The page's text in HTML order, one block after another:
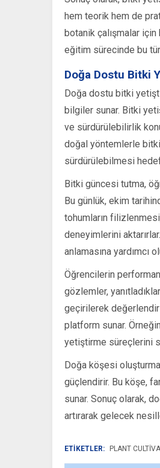
hem teorik hem de
botanik çalışmalar
eğitim sürecinde bu
Doğa Dostu Bitki
Doğa dostu bitki
bilgiler sunar. Bitki
ve sürdürülebilirlik
doğal yöntemlerle
sürdürülebilmesi
Bitki güncesi tutma,
Bu günlük, ekim
tohumların
deneyimlerini
anlamasına yardımcı
Öğrencilerin
gözlemler,
geçirilerek
platform sunar.
yetiştirme süreçlerini
Doğa köşesi
güçlendirir. Bu köşe,
sunar. Sonuç olarak,
artırarak gelecek
ETİKETLER: PLANT